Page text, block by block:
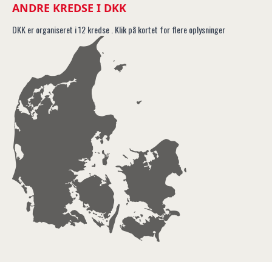
ANDRE KREDSE I DKK
DKK er organiseret i 12 kredse . Klik på kortet for flere oplysninger